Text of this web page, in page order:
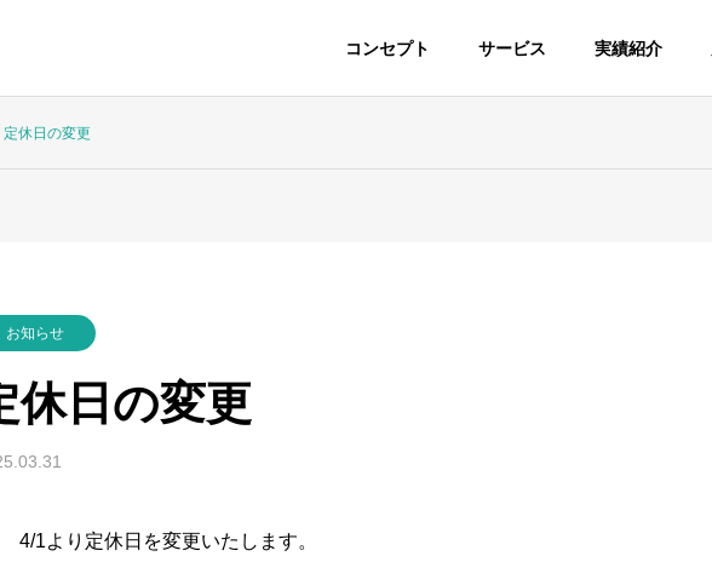
コンセプト サービス 実績紹介
定休日の変更
お知らせ
休日の変更
4/1より定休日を変更いたします。